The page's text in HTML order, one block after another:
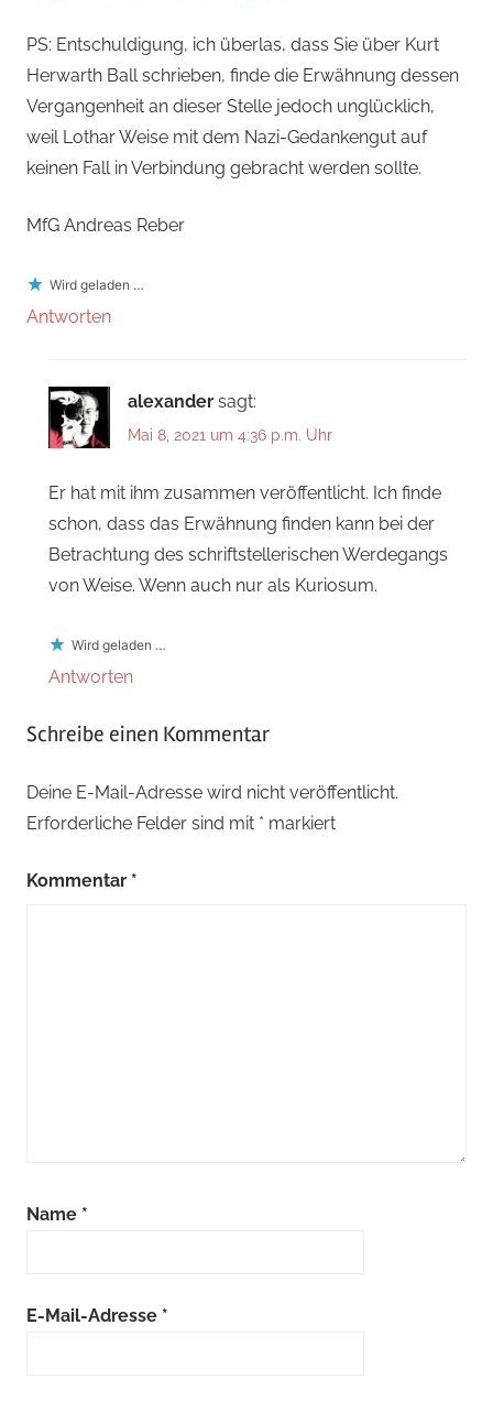
PS: Entschuldigung, ich überlas, dass Sie über Kurt
Herwarth Ball schrieben, finde die Erwähnung dessen
Vergangenheit an dieser Stelle jedoch unglücklich,
weil Lothar Weise mit dem Nazi-Gedankengut auf
keinen Fall in Verbindung gebracht werden sollte.
MfG Andreas Reber
Wird geladen …
Antworten
alexander sagt:
Mai 8, 2021 um 4:36 p.m. Uhr
Er hat mit ihm zusammen veröffentlicht. Ich finde
schon, dass das Erwähnung finden kann bei der
Betrachtung des schriftstellerischen Werdegangs
von Weise. Wenn auch nur als Kuriosum.
Wird geladen …
Antworten
Schreibe einen Kommentar
Deine E-Mail-Adresse wird nicht veröffentlicht.
Erforderliche Felder sind mit * markiert
Kommentar *
Name *
E-Mail-Adresse *